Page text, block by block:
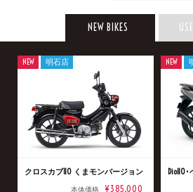
NEW BIKES
クロスカブ110 くまモンバージョン
本体価格 ¥385,000
NEW 明石店
Dio110
NEW